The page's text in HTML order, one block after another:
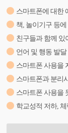
스마트폰에 대한
책, 놀이기구 등
친구들과 함께 있
언어 및 행동 발
스마트폰 사용을
스마트폰과 분리
스마트폰 사용을
학교성적 저하,